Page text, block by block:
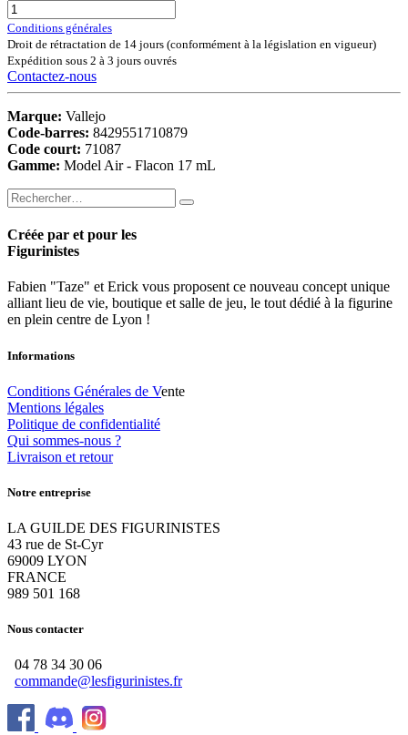
Conditions générales
Droit de rétractation de 14 jours (conformément à la législation en vigueur)
Expédition sous 2 à 3 jours ouvrés
Contactez-nous
Marque: Vallejo
Code-barres: 8429551710879
Code court: 71087
Gamme: Model Air - Flacon 17 mL
Créée par et pour les
Figurinistes
Fabien "Taze" et Erick vous proposent ce nouveau concept unique
alliant lieu de vie, boutique et salle de jeu, le tout dédié à la figurine
en plein centre de Lyon !
Informations
Conditions Générales de Vente
Mentions légales
Politique de confidentialité
Qui sommes-nous ?
Livraison et retour
Notre entreprise
LA GUILDE DES FIGURINISTES
43 rue de St-Cyr
69009 LYON
FRANCE
989 501 168
Nous contacter
04 78 34 30 06
commande@lesfigurinistes.fr